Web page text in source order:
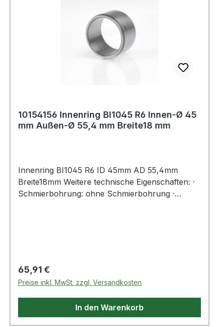
10154156 Innenring BI1045 R6 Innen-Ø 45
mm Außen-Ø 55,4 mm Breite18 mm
Innenring BI1045 R6 ID 45mm AD 55,4mm
Breite18mm Weitere technische Eigenschaften: ·
Schmierbohrung: ohne Schmierbohrung ·
Regulärer Preis:
65,91 €
Preise inkl. MwSt. zzgl. Versandkosten
In den Warenkorb